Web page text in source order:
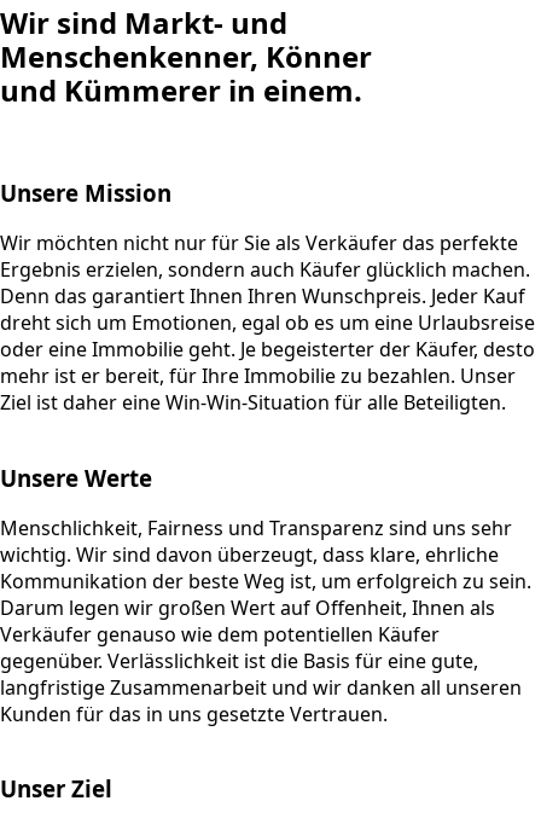
Wir sind Markt- und
Menschenkenner, Könner
und Kümmerer in einem.
Unsere Mission
Wir möchten nicht nur für Sie als Verkäufer das perfekte
Ergebnis erzielen, sondern auch Käufer glücklich machen.
Denn das garantiert Ihnen Ihren Wunschpreis. Jeder Kauf
dreht sich um Emotionen, egal ob es um eine Urlaubsreise
oder eine Immobilie geht. Je begeisterter der Käufer, desto
mehr ist er bereit, für Ihre Immobilie zu bezahlen. Unser
Ziel ist daher eine Win-Win-Situation für alle Beteiligten.
Unsere Werte
Menschlichkeit, Fairness und Transparenz sind uns sehr
wichtig. Wir sind davon überzeugt, dass klare, ehrliche
Kommunikation der beste Weg ist, um erfolgreich zu sein.
Darum legen wir großen Wert auf Offenheit, Ihnen als
Verkäufer genauso wie dem potentiellen Käufer
gegenüber. Verlässlichkeit ist die Basis für eine gute,
langfristige Zusammenarbeit und wir danken all unseren
Kunden für das in uns gesetzte Vertrauen.
Unser Ziel